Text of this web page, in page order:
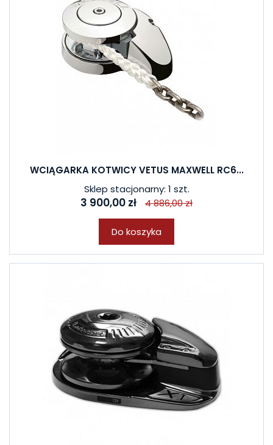
WCIĄGARKA KOTWICY VETUS MAXWELL RC6...
Sklep stacjonarny: 1 szt.
3 900,00 zł 4 886,00 zł
Do koszyka